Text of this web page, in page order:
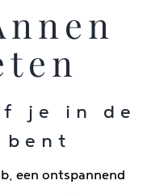
je in de
bent
een ontspannend